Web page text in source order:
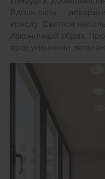
Вдоль окна —
креслу. Светлое
лаконичный образ.
продуманными